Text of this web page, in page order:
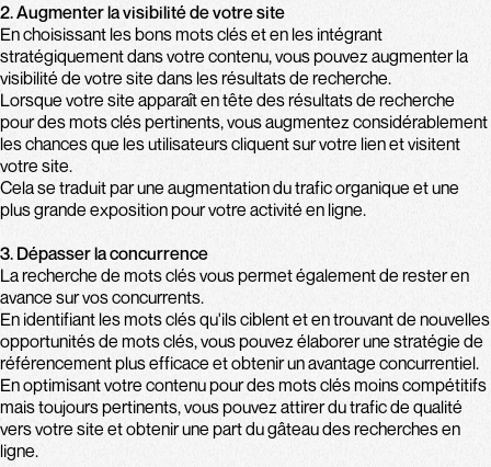
2. Augmenter la visibilité de votre site
En choisissant les bons mots clés et en les intégrant
stratégiquement dans votre contenu, vous pouvez augmenter la
visibilité de votre site dans les résultats de recherche.
Lorsque votre site apparaît en tête des résultats de recherche
pour des mots clés pertinents, vous augmentez considérablement
les chances que les utilisateurs cliquent sur votre lien et visitent
votre site.
Cela se traduit par une augmentation du trafic organique et une
plus grande exposition pour votre activité en ligne.
3. Dépasser la concurrence
La recherche de mots clés vous permet également de rester en
avance sur vos concurrents.
En identifiant les mots clés qu'ils ciblent et en trouvant de nouvelles
opportunités de mots clés, vous pouvez élaborer une stratégie de
référencement plus efficace et obtenir un avantage concurrentiel.
En optimisant votre contenu pour des mots clés moins compétitifs
mais toujours pertinents, vous pouvez attirer du trafic de qualité
vers votre site et obtenir une part du gâteau des recherches en
ligne.